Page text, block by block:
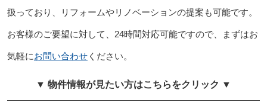
扱っており、リフォームやリノベーションの提案も可能です。
お客様のご要望に対して、24時間対応可能ですので、まずはお
気軽にお問い合わせください。
▼ 物件情報が見たい方はこちらをクリック ▼